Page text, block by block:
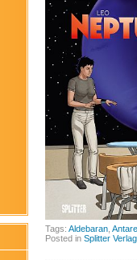
Tags: Aldebaran
Posted in Splitter Verlag